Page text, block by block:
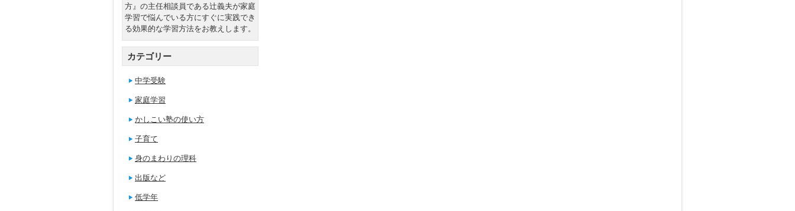
方』の主任相談員である辻義夫が家庭
学習で悩んでいる方にすぐに実践でき
る効果的な学習方法をお教えします。
カテゴリー
中学受験
家庭学習
かしこい塾の使い方
子育て
身のまわりの理科
出版など
低学年